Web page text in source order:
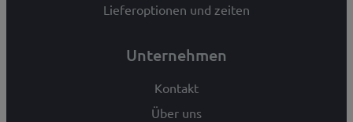
Lieferoptionen und zeiten
Unternehmen
Kontakt
Über uns